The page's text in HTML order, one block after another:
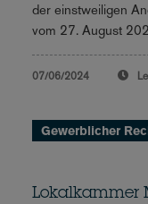
der einstweiligen
vom 27. August
07/06/2024
Gewerblicher
Lokalkammer